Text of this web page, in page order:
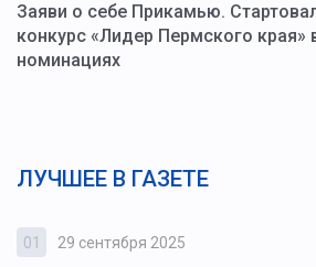
Заяви о себе Прикамью.
конкурс «Лидер Пермского края»
номинациях
ЛУЧШЕЕ В ГАЗЕТЕ
01 29 сентября 2025